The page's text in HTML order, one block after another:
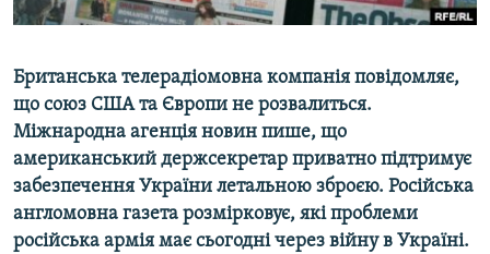
УКРАЇНСЬКА ПРОБЛЕМА КРИМУ
Усі сайти RFE/RL
Британська телерадіомовна компанія повідомляє,
що союз США та Європи не розвалиться.
Міжнародна агенція новин пише, що
американський держсекретар приватно підтримує
забезпечення України летальною зброєю. Російська
англомовна газета розмірковує, які проблеми
російська армія має сьогодні через війну в Україні.